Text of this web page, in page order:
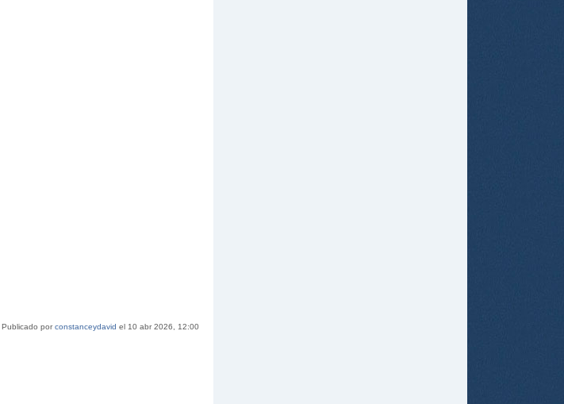
Publicado porconstanceydavid el 10 abr 2026, 12:00